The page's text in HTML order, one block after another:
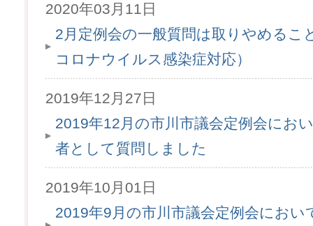
2020年03月11日
2月定例会の一般質問は取りやめるこ
コロナウイルス感染症対応）
2019年12月27日
2019年12月の市川市議会定例会にお
者として質問しました
2019年10月01日
2019年9月の市川市議会定例会におい